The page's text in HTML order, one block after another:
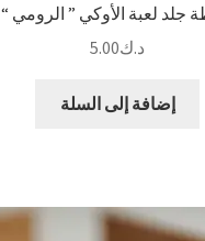
جلد لعبة الأوكي ” الرومي “
د.ك5.00
إضافة إلى السلة